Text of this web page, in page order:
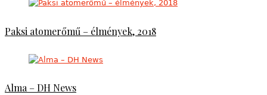
Paksi atomerőmű – élmények, 2018
Alma – DH News